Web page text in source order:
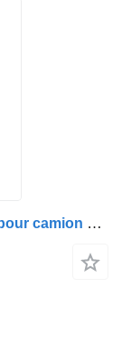
TRW Boîtier de direction DAF 1444789 pour camion TRW